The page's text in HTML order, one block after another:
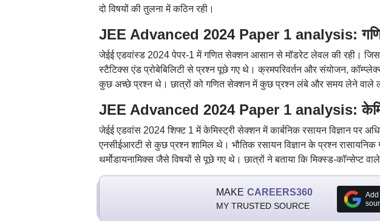
दो विषयों की तुलना में कठिन रही।
JEE Advanced 2024 Paper 1 analysis:
जेईई एडवांस्ड 2024 पेपर-1 में गणित सेक्शन आसान से मॉडरेट लेवल की रही।
स्टैटिक्स एंड प्रोबेबिलिटी से प्रश्न पूछे गए थे। क्रमपरिवर्तन और संयोजन,
कुछ अच्छे प्रश्न थे। छात्रों को गणित सेक्शन में कुछ प्रश्न लंबे और समय लेने वाले
JEE Advanced 2024 Paper 1 analysis:
जेईई एडवांस 2024 शिफ्ट 1 में केमिस्ट्री सेक्शन में कार्बनिक रसायन विज्ञान पर
एनसीईआरटी से कुछ प्रश्न शामिल थे। भौतिक रसायन विज्ञान के प्रश्न
थर्मोडायनामिक्स जैसे विषयों से पूछे गए थे। छात्रों ने बताया कि मिक्स्ड-कॉन्सेप्ट
MAKE CAREERS360
MY TRUSTED SOURCE
Add